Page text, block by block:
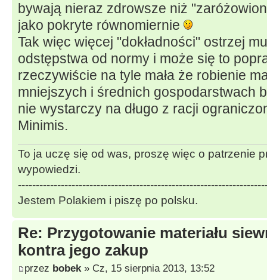
bywają nieraz zdrowsze niż
jako pokryte równomiernie
Tak więc więcej "dokładności" ostrzej
odstępstwa od normy i może się to
rzeczywiście na tyle mała że robienie
mniejszych i średnich gospodarstwach
nie wystarczy na długo z racji
Minimis.
To ja uczę się od was, proszę więc o patrzenie
wypowiedzi.
Jestem Polakiem i piszę po polsku.
Re: Przygotowanie materiału
kontra jego zakup
przez bobek » Cz, 15 sierpnia 2013, 13:52